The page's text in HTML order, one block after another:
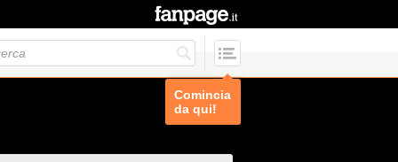
Comincia
da qui!